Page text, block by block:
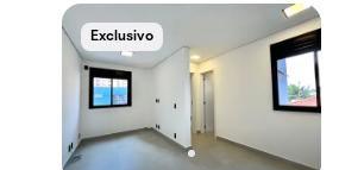
Exclusivo